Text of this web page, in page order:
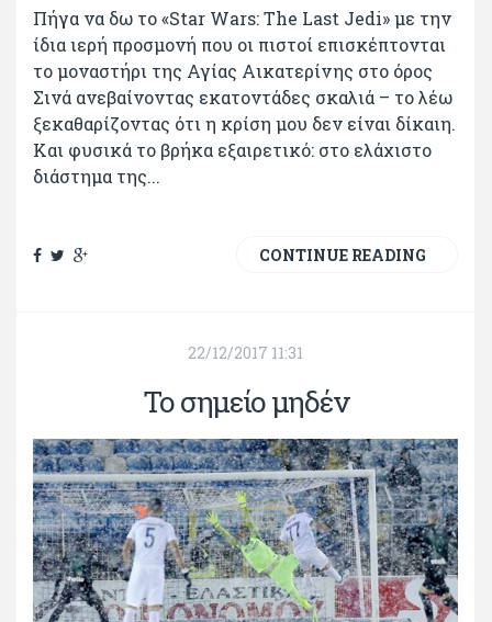
Πήγα να δω το «Star Wars: The Last Jedi» με την
ίδια ιερή προσμονή που οι πιστοί επισκέπτονται
το μοναστήρι της Αγίας Αικατερίνης στο όρος
Σινά ανεβαίνοντας εκατοντάδες σκαλιά – το λέω
ξεκαθαρίζοντας ότι η κρίση μου δεν είναι δίκαιη.
Και φυσικά το βρήκα εξαιρετικό: στο ελάχιστο
διάστημα της...
CONTINUE READING
22/12/2017 11:31
Το σημείο μηδέν